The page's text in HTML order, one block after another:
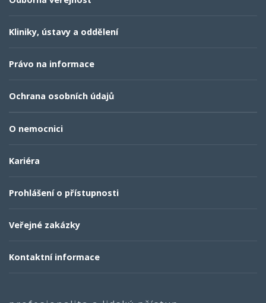
Kliniky, ústavy a oddělení
Právo na informace
Ochrana osobních údajů
O nemocnici
Kariéra
Prohlášení o přístupnosti
Veřejné zakázky
Kontaktní informace